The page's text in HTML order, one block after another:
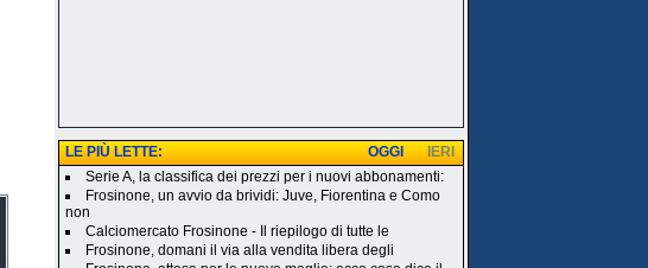
LE PIÙ LETTE: IERI
OGGI
Serie A, la classifica dei prezzi per i nuovi abbonamenti:
Frosinone, un avvio da brividi: Juve, Fiorentina e Como
non
Calciomercato Frosinone - Il riepilogo di tutte le
Frosinone, domani il via alla vendita libera degli